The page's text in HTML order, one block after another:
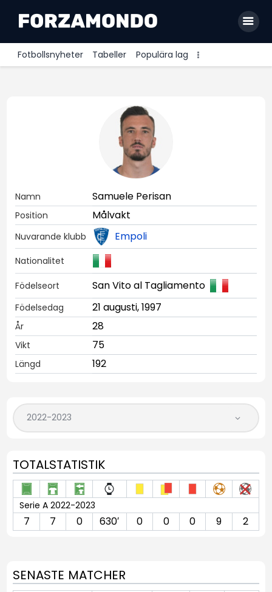
Fotbollsnyheter Tabeller Populära lag
Premier League
Ligue 1
Namn Samuele Perisan
Position Målvakt
Nuvarande klubb Empoli
Nationalitet
Födelseort San Vito al Tagliamento
Födelsedag 21 augusti, 1997
År 28
Vikt 75
Längd 192
TOTALSTATISTIK
Serie A 2022-2023
7 7 0 630′ 0 0 0 9 2
SENASTE MATCHER